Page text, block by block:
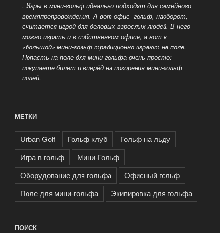
. Игры в мини-гольф идеально подходят для семейного
времяпрепровождения. А вот офис -гольф, наоборот,
считается игрой для деловых взрослых людей. В него
можно играть и в собственном офисе, а вот в
«большой» мини-гольф традиционно играют на поле.
Попасть на поле для мини-гольфа очень просто:
покупаете билет и вперёд на покорения мини-гольф
полей.
МЕТКИ
Urban Golf Гольф клуб
Гольф на льду
Игра в гольф
Мини-Гольф
Оборудование для гольфа
Офисный гольф
Поле для мини-гольфа
Экипировка для гольфа
ПОИСК